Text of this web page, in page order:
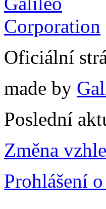
Oficiální
made by
Poslední
Změna
Prohlášení